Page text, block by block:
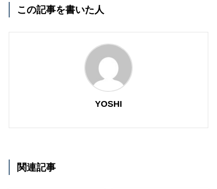
この記事を書いた人
YOSHI
関連記事